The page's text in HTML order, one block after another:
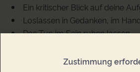
Ein kritischer Blick auf deine
Loslassen in Gedanken, im
Das Tun im Sein ruhen lassen
Zustimmung